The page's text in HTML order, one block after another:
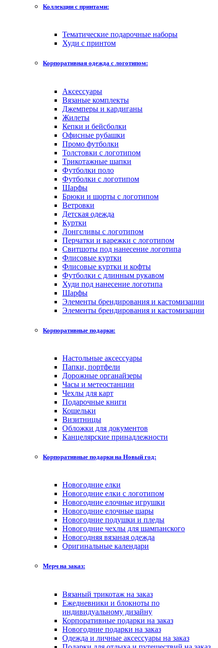
Коллекции с принтами:
Тематические подарочные наборы
Худи с принтом
Корпоративная одежда с логотипом:
Аксессуары
Вязаные комплекты
Джемперы и кардиганы
Жилеты
Кепки и бейсболки
Офисные рубашки
Промо футболки
Толстовки с логотипом
Трикотажные шапки
Футболки поло
Футболки с логотипом
Шарфы
Брюки и шорты с логотипом
Ветровки
Детская одежда
Куртки
Лонгсливы с логотипом
Перчатки и варежки с логотипом
Свитшоты под нанесение логотипа
Флисовые куртки
Флисовые куртки и кофты
Футболки с длинным рукавом
Худи под нанесение логотипа
Шарфы
Элементы брендирования и кастомизации
Элементы брендирования и кастомизации
Корпоративные подарки:
Настольные аксессуары
Папки, портфели
Дорожные органайзеры
Часы и метеостанции
Чехлы для карт
Подарочные книги
Кошельки
Визитницы
Обложки для документов
Канцелярские принадлежности
Корпоративные подарки на Новый год:
Новогодние елки
Новогодние елки с логотипом
Новогодние елочные игрушки
Новогодние елочные шары
Новогодние подушки и пледы
Новогодние чехлы для шампанского
Новогодняя вязаная одежда
Оригинальные календари
Мерч на заказ:
Вязаный трикотаж на заказ
Ежедневники и блокноты по
индивидуальному дизайну
Корпоративные подарки на заказ
Новогодние подарки на заказ
Одежда и личные аксессуары на заказ